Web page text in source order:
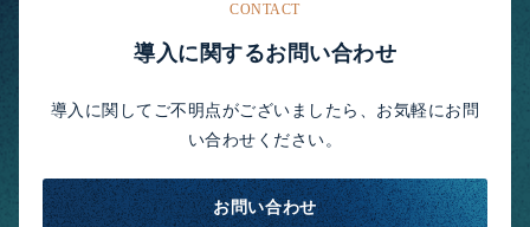
CONTACT
導入に関するお問い合わせ
導入に関してご不明点がございましたら、お気軽にお問
い合わせください。
お問い合わせ